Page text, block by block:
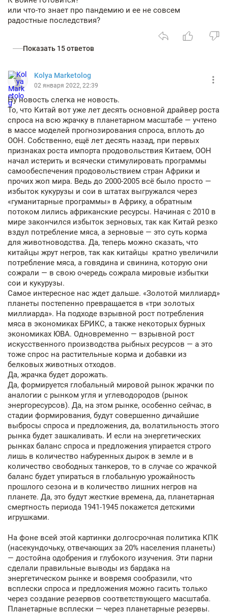
или что-то знает про пандемию и ее не совсем
радостные последствия?
Показать 15 ответов
Kolya Marketolog
02 января 2022, 22:39
Ну новость слегка не новость.
То, что Китай вот уже лет десять основной драйвер роста
спроса на всю жрачку в планетарном масштабе — учтено
в массе моделей прогнозирования спроса, вплоть до
ООН. Собственно, ещё лет десять назад, при первых
признаках роста импорта продовольствия Китаем, ООН
начал истерить и всячески стимулировать программы
самообеспечения продовольствием стран Африки и
прочих жоп мира. Ведь до 2000-2005 всё было просто —
избыток кукурузы и сои в штатах выгружался через
«гуманитарные программы» в Африку, а обратным
потоком лились африканские ресурсы. Начиная с 2010 в
мире закончился избыток зерновых, так как Китай резко
вздул потребление мяса, а зерновые — это суть корма
для животноводства. Да, теперь можно сказать, что
китайцы жрут негров, так как китайцы кратно увеличили
потребление мяса, а говядина и свинина, которую они
сожрали — в свою очередь сожрала мировые избытки
сои и кукурузы.
Самое интересное нас ждет дальше. «Золотой миллиард»
планеты постепенно превращается в «три золотых
миллиарда». На подходе взрывной рост потребления
мяса в экономиках БРИКС, а также некоторых бурных
экономиках ЮВА. Одновременно — взрывной рост
искусственного производства рыбных ресурсов — а это
тоже спрос на растительные корма и добавки из
белковых животных отходов.
Да, жрачка будет дорожать.
Да, формируется глобальный мировой рынок жрачки по
аналогии с рынком угля и углеводородов (рынок
энергоресурсов). Да, на этом рынке, особенно сейчас, в
стадии формирования, будут совершенно дичайшие
выбросы спроса и предложения, да, волатильность этого
рынка будет зашкаливать. И если на энергетических
рынках баланс спроса и предложения упирается строго
лишь в количество набуренных дырок в земле и в
количество свободных танкеров, то в случае со жрачкой
баланс будет упираться в глобальную урожайность
прошлого сезона и в количество лишних негров на
планете. Да, это будут жесткие времена, да, планетарная
смертность периода 1941-1945 покажется детскими
игрушками.
На фоне всей этой картинки долгосрочная политика КПК
(насекундочьку, отвечающих за 20% населения планеты)
— достойна одобрения и глубокого изучения. Эти парни
сделали правильные выводы из бардака на
энергетическом рынке и вовремя сообразили, что
всплески спроса и предложения можно гасить только
через создание резервов соответствующего масштаба.
Планетарные всплески — через планетарные резервы.